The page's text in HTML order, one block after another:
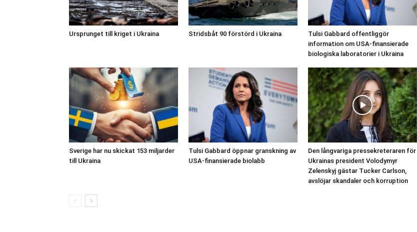
Ursprunget till kriget i Ukraina Stridsbåt 90 förstörd i Ukraina
Tulsi Gabbard offentliggör
information om USA-finansierade
biologiska laboratorier i Ukraina
Sverige har nu skickat 153 miljarder
till Ukraina
Tulsi Gabbard öppnar granskning av
USA-finansierade biolabb
Den långvariga pressekreteraren för
Ukrainas president Volodymyr
Zelenskyj gästar Tucker Carlson,
avslöjar skandaler och korruption